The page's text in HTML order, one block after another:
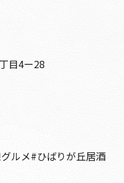
目4ー28
ルメ#ひばりが丘居酒